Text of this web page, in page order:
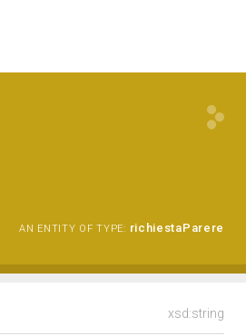
AN ENTITY OF TYPE: richiestaParere
xsd:string